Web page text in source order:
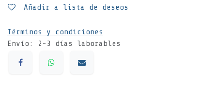
Añadir a lista de deseos
Términos y condiciones
Envío: 2-3 días laborables